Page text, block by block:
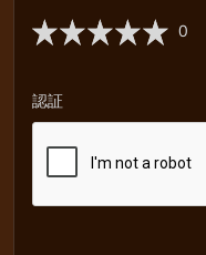
0
認証